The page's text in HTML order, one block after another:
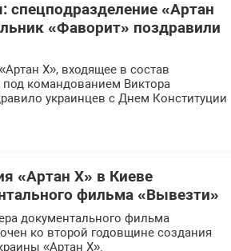
«Артан
«Фаворит» поздравили
Х», входящее в состав
под командованием Виктора
украинцев с Днем Конституции
«Артан Х» в Киеве
фильма «Вывезти»
документального фильма
ко второй годовщине создания
«Артан Х».